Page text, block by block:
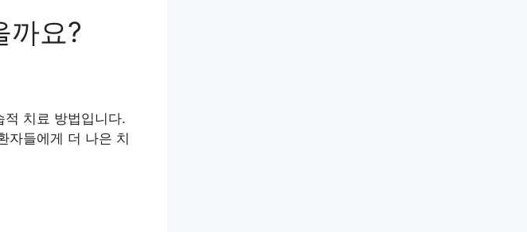
까요?
치료 방법입니다.
자들에게 더 나은 치